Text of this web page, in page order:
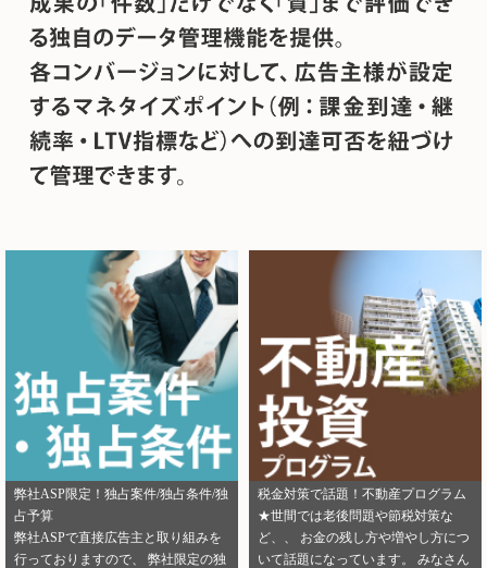
弊社ASP限定！独占案件/独占条件/独
占予算
弊社ASPで直接広告主と取り組みを
行っておりますので、 弊社限定の独
税金対策で話題！不動産プログラム
★世間では老後問題や節税対策な
ど、、 お金の残し方や増やし方につ
いて話題になっています。 みなさん